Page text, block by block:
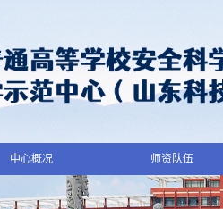
中心概况 师资队伍